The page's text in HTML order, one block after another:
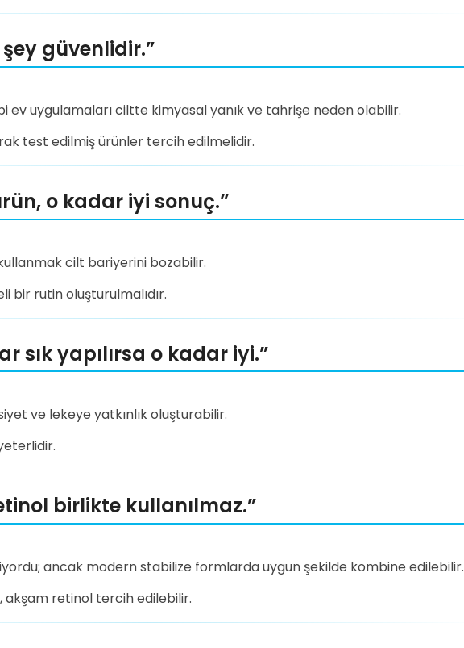
şey güvenlidir.”
ev uygulamaları ciltte kimyasal yanık ve tahrişe neden olabilir.
test edilmiş ürünler tercih edilmelidir.
o kadar iyi sonuç.”
cilt bariyerini bozabilir.
bir rutin oluşturulmalıdır.
sık yapılırsa o kadar iyi.”
ve lekeye yatkınlık oluşturabilir.
birlikte kullanılmaz.”
ancak modern stabilize formlarda uygun şekilde kombine edilebilir.
akşam retinol tercih edilebilir.